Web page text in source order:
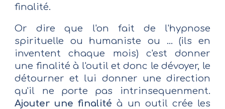
finalité.
Or dire que l'on fait de l'hypnose
spirituelle ou humaniste ou ... (ils en
inventent chaque mois) c'est donner
une finalité à l'outil et donc le dévoyer, le
détourner et lui donner une direction
qu'il ne porte pas intrinsequenment.
Ajouter une finalité à un outil crée les